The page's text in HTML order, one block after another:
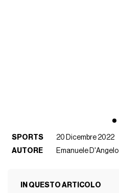
SPORTS
20 Dicembre 2022
AUTORE
Emanuele D'Angelo
IN QUESTO ARTICOLO